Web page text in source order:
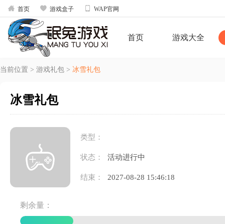
 首页  游戏盒子  WAP官网
首页 游戏大全
当前位置 > 游戏礼包 > 冰雪礼包
冰雪礼包
类型：
状态： 活动进行中
结束： 2027-08-28 15:46:18
剩余量：